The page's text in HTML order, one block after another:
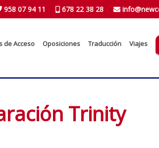
958 07 94 11 678 22 38 28
de Acceso Oposiciones Traducción Viajes
Trinity